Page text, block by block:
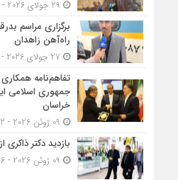
برگزاری مراسم
راه‌آهن زاهدان
تفاهم‌نامه
جمهوری اسلامی
خراسان
بازدید دکتر